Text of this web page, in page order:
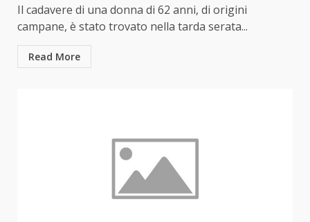
Il cadavere di una donna di 62 anni, di origini
campane, è stato trovato nella tarda serata...
Read More